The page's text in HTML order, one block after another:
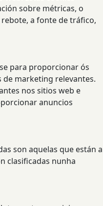
sobre métricas, o
a fonte de tráfico,
para proporcionar ós
de marketing relevantes.
nos sitios web e
anuncios
son aquelas que están a
clasificadas nunha